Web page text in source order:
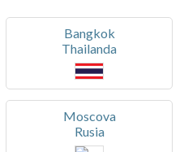
Bangkok
Thailanda
Moscova
Rusia